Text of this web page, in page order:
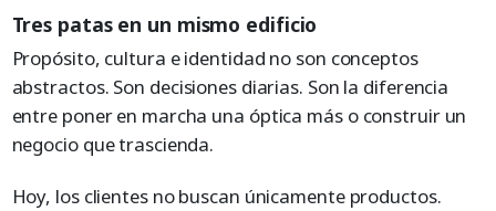
Tres patas en un mismo edificio
Propósito, cultura e identidad no son conceptos
abstractos. Son decisiones diarias. Son la diferencia
entre poner en marcha una óptica más o construir un
negocio que trascienda.
Hoy, los clientes no buscan únicamente productos.